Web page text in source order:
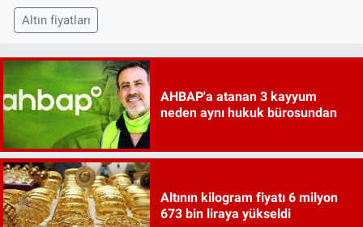
Altın fiyatları
AHBAP'a atanan 3 kayyum
neden aynı hukuk bürosundan
Altının kilogram fiyatı 6 milyon
673 bin liraya yükseldi